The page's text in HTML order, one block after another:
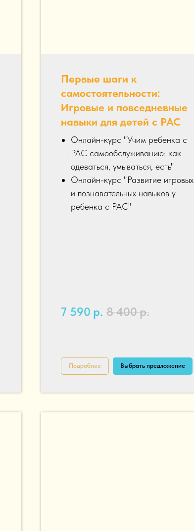
Первые шаги к
самостоятельности:
Игровые и повседневные
навыки для детей с РАС
Онлайн-курс "Учим ребенка с
РАС самообслуживанию: как
одеваться, умываться, есть"
Онлайн-курс "Развитие игровых
и познавательных навыков у
ребенка с РАС"
7 590 р. 8 400р.
Подробнее Выбрать предложение